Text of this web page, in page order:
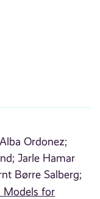
Alba Ordonez;
Jarle Hamar
Børre Salberg;
Models for